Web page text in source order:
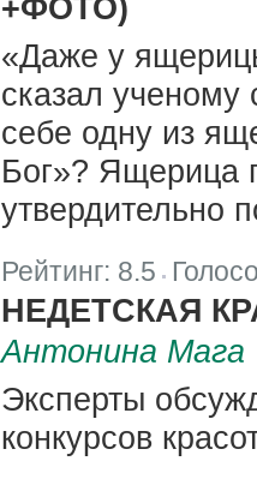
+ФОТО)
«Даже у
сказал
себе одну из
Бог»? Ящерица
утвердительно
Рейтинг: 8.5 |
НЕДЕТСКАЯ
Антонина Мага
Эксперты
конкурсов